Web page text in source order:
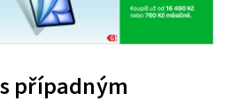
případným